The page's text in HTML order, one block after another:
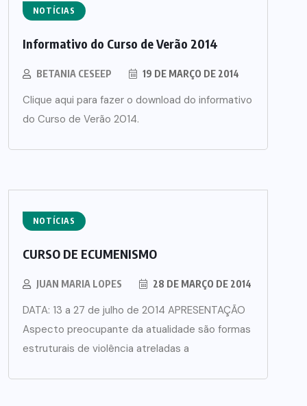
NOTÍCIAS
Informativo do Curso de Verão 2014
BETANIA CESEEP 19 DE MARÇO DE 2014
Clique aqui para fazer o download do informativo
do Curso de Verão 2014.
NOTÍCIAS
CURSO DE ECUMENISMO
JUAN MARIA LOPES 28 DE MARÇO DE 2014
DATA: 13 a 27 de julho de 2014 APRESENTAÇÃO
Aspecto preocupante da atualidade são formas
estruturais de violência atreladas a